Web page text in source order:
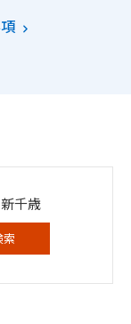
新千歳
索